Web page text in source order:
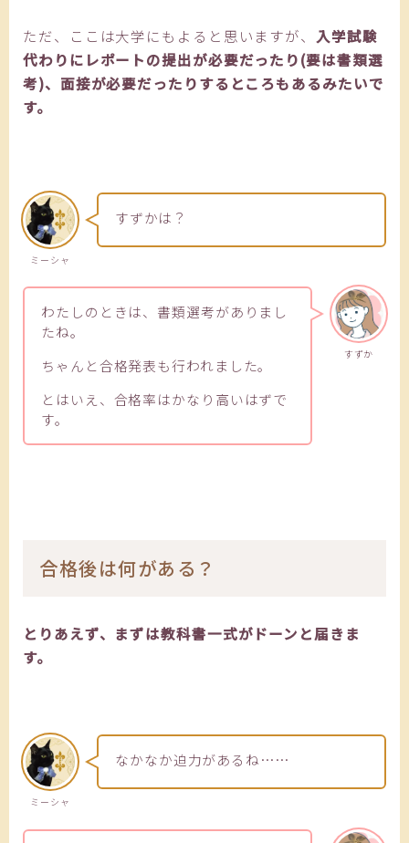
ただ、ここは大学にもよると思いますが、 入学試験
代わりにレポートの提出が必要だったり(要は書類選
考)、面接が必要だったりするところもあるみたいで
す。
ミーシャ
すずかは？
すずか
わたしのときは、書類選考がありまし
たね。
ちゃんと合格発表も行われました。
とはいえ、合格率はかなり高いはずで
す。
合格後は何がある？
とりあえず、まずは教科書一式がドーンと届きま
す。
ミーシャ
なかなか迫力があるね……